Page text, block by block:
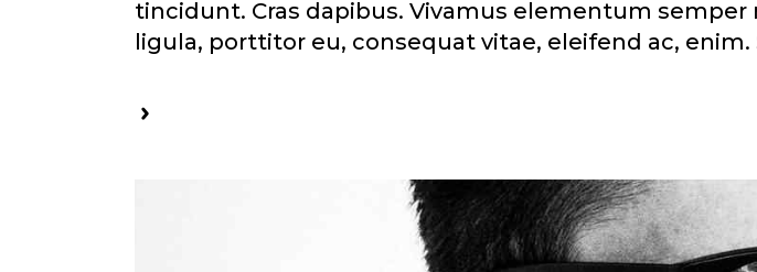
tincidunt. Cras dapibus. Vivamus elementum
ligula, porttitor eu, consequat vitae, eleifend ac,